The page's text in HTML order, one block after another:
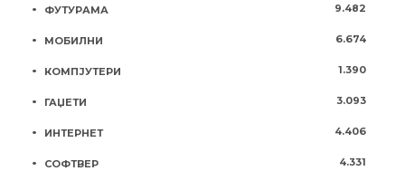
ФУТУРАМА 9.482
МОБИЛНИ 6.674
КОМПЈУТЕРИ 1.390
ГАЏЕТИ 3.093
ИНТЕРНЕТ 4.406
СОФТВЕР 4.331